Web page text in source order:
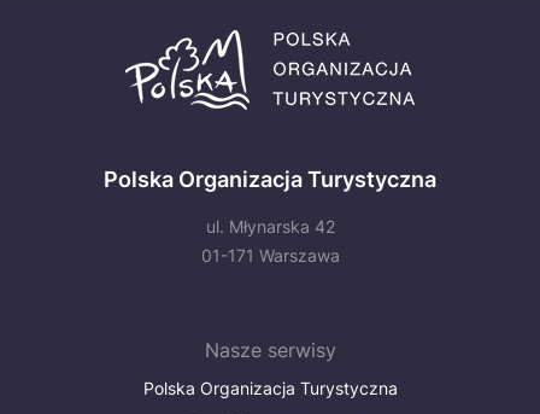
Polska Organizacja Turystyczna
ul. Młynarska 42
01-171 Warszawa
Nasze serwisy
Polska Organizacja Turystyczna